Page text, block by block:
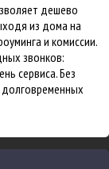
дешево
из дома на
и комиссии.
звонков:
сервиса. Без